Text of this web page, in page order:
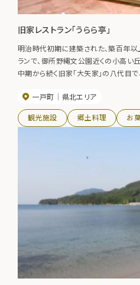
旧家レストラン「うらら亭」
明治時代初期に建築された、築百年
ランで、御所野縄文公園近くの小高い
中期から続く旧家「大矢家」の八代目
る落ち着いたたたずまいで、五穀米を
ニューを取り揃えています。
一戸町 県北エリア
観光施設 郷土料理 お